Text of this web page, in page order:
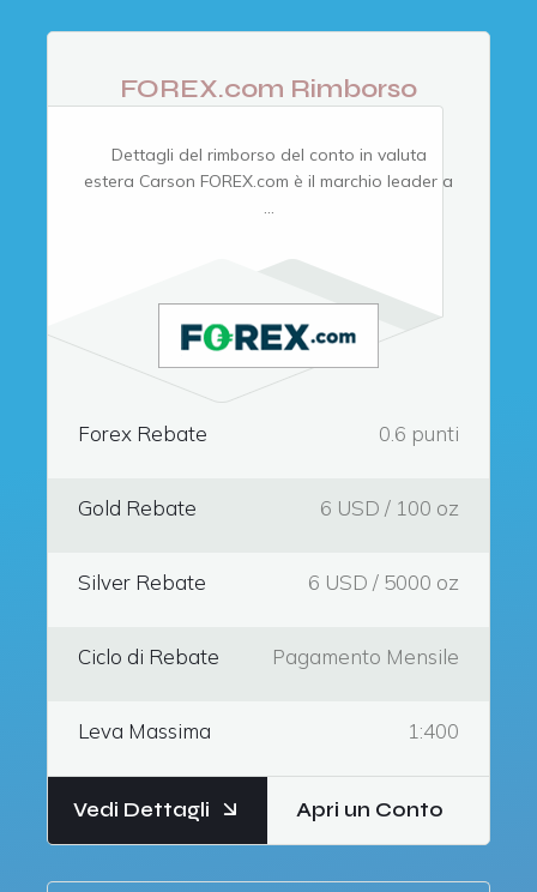
FOREX.com Rimborso
Dettagli del rimborso del conto in valuta
estera Carson​ FOREX.com è il marchio leader a
...
Forex Rebate 0.6 punti
Gold Rebate 6 USD / 100 oz
Silver Rebate 6 USD / 5000 oz
Ciclo di Rebate Pagamento Mensile
Leva Massima 1:400
Vedi Dettagli Apri un Conto